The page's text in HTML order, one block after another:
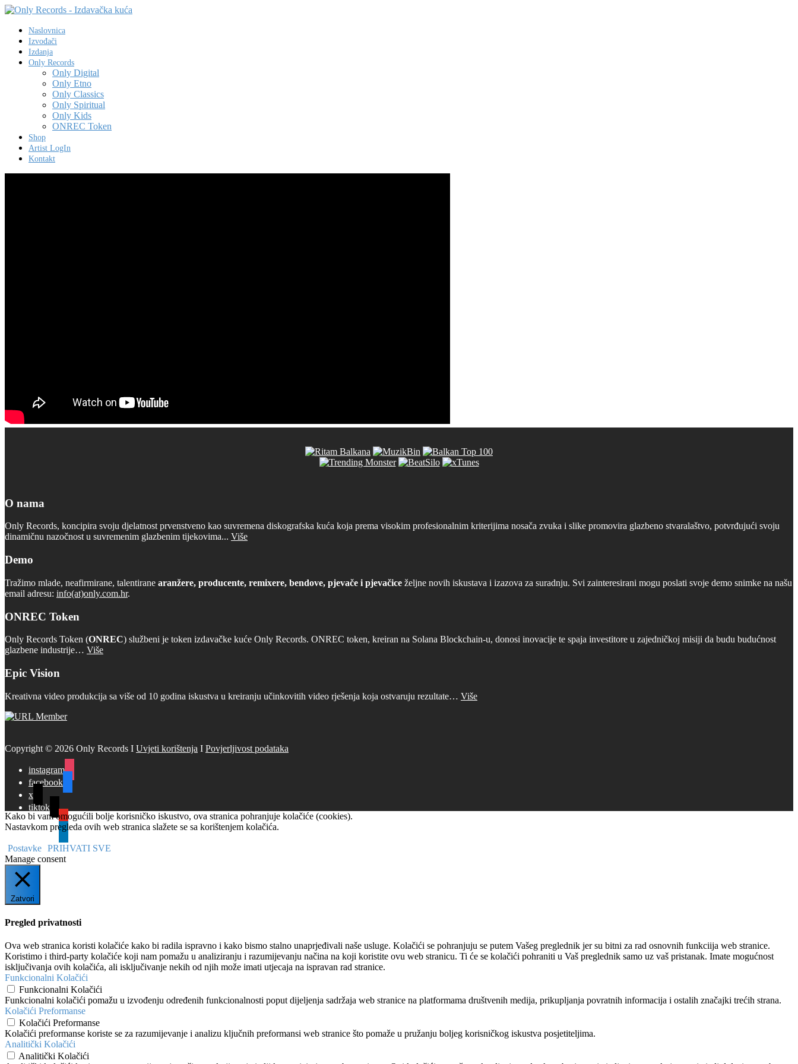
Naslovnica
Izvođači
Izdanja
Only Records
Only Digital
Only Etno
Only Classics
Only Spiritual
Only Kids
ONREC Token
Shop
Artist LogIn
Kontakt
O nama
Only Records, koncipira svoju djelatnost prvenstveno kao suvremena diskografska kuća koja prema visokim profesionalnim kriterijima nosača zvuka i slike promovira glazbeno stvaralaštvo, potvrđujući svoju
dinamičnu nazočnost u suvremenim glazbenim tijekovima... Više
Demo
Tražimo mlade, neafirmirane, talentirane aranžere, producente, remixere, bendove, pjevače i pjevačice željne novih iskustava i izazova za suradnju. Svi zainteresirani mogu poslati svoje demo snimke na našu
email adresu: info(at)only.com.hr.
ONREC Token
Only Records Token (ONREC) službeni je token izdavačke kuće Only Records. ONREC token, kreiran na Solana Blockchain-u, donosi inovacije te spaja investitore u zajedničkoj misiji da budu budućnost
glazbene industrije… Više
Epic Vision
Kreativna video produkcija sa više od 10 godina iskustva u kreiranju učinkovitih video rješenja koja ostvaruju rezultate… Više
Copyright © 2026 Only Records I Uvjeti korištenja I Povjerljivost podataka
instagram
facebook
x
tiktok
youtube
linkedin
Kako bi vam omogućili bolje korisničko iskustvo, ova stranica pohranjuje kolačiće (cookies).
Nastavkom pregleda ovih web stranica slažete se sa korištenjem kolačića.
Postavke PRIHVATI SVE
Manage consent
Zatvori
Pregled privatnosti
Ova web stranica koristi kolačiće kako bi radila ispravno i kako bismo stalno unaprjeđivali naše usluge. Kolačići se pohranjuju se putem Vašeg preglednik jer su bitni za rad osnovnih funkciija web stranice.
Koristimo i third-party kolačiće koji nam pomažu u analiziranju i razumijevanju načina na koji koristite ovu web stranicu. Ti će se kolačići pohraniti u Vaš preglednik samo uz vaš pristanak. Imate mogućnost
isključivanja ovih kolačića, ali isključivanje nekih od njih može imati utjecaja na ispravan rad stranice.
Funkcionalni Kolačići
Funkcionalni Kolačići
Funkcionalni kolačići pomažu u izvođenju određenih funkcionalnosti poput dijeljenja sadržaja web stranice na platformama društvenih medija, prikupljanja povratnih informacija i ostalih značajki trećih strana.
Kolačići Preformanse
Kolačići Preformanse
Kolačići preformanse koriste se za razumijevanje i analizu ključnih preformansi web stranice što pomaže u pružanju boljeg korisničkog iskustva posjetiteljima.
Analitički Kolačići
Analitički Kolačići